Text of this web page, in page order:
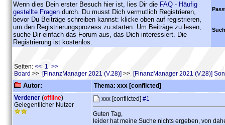
Wenn dies Dein erster Besuch hier ist, lies Dir die FAQ - Häufig
gestellte Fragen durch. Du musst Dich vermutlich Registrieren,
bevor Du Beiträge schreiben kannst: klicke oben auf registrieren,
um den Registrierungsprozess zu starten. Um Beiträge zu lesen,
suche Dir einfach das Forum aus, das Dich interessiert. Die
Registrierung ist kostenlos.
Seiten: << 1 >>
Board >> [FinanzManager 2021 (V.28)] >> [FinanzManager 2021 (V.28)]
Autor:
Thema: xxx [conflicted]
Verdener (offline)
Gelegentlicher Nutzer
xxx [conflicted] #1
Guten Tag,
leider hat meine Suche nichts ergeben, von